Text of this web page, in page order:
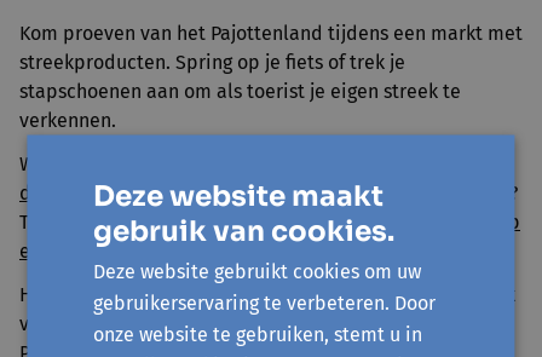
Kom proeven van het Pajottenland tijdens een markt met
streekproducten. Spring op je fiets of trek je
stapschoenen aan om als toerist je eigen streek te
verkennen.
Wij laten je ontdekken hoe je zelf
drogen en verwerken. Kom je liever tot rust in de natuur?
Tijdens eenverrassende stiltewandelingof een
workshop
eenvoudig mediteren
Het volledige programma van het Feest op Paddenbroek
vind je op de
website van de gemeente Gooik
Deze website maakt
gebruik van cookies.
Deze website gebruikt cookies om uw
gebruikerservaring te verbeteren. Door
onze website te gebruiken, stemt u in